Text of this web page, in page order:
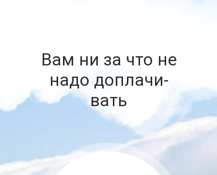
Вам ни за что не
на­до до­пла­чи­
вать